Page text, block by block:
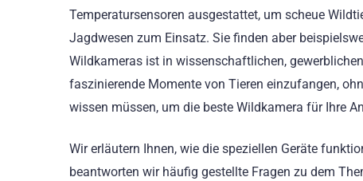
Temperatursensoren ausgestattet, um scheue
Jagdwesen zum Einsatz. Sie finden aber
Wildkameras ist in wissenschaftlichen,
faszinierende Momente von Tieren einzufangen,
wissen müssen, um die beste Wildkamera für Ihre
Wir erläutern Ihnen, wie die speziellen Geräte
beantworten wir häufig gestellte Fragen zu dem